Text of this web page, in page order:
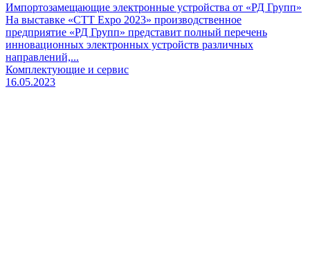
Импортозамещающие электронные устройства от «РД Групп»
На выставке «CTT Expo 2023» производственное
предприятие «РД Групп» представит полный перечень
инновационных электронных устройств различных
направлений,...
Комплектующие и сервис
16.05.2023